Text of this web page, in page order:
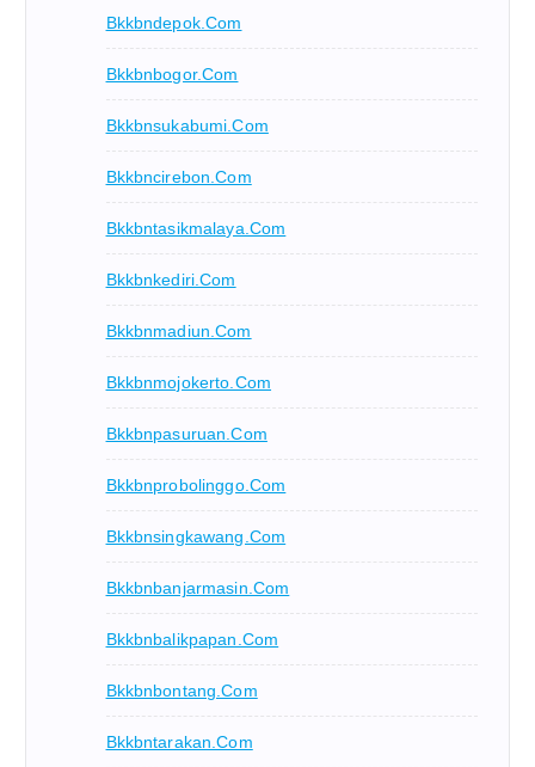
Bkkbndepok.com
Bkkbnbogor.com
Bkkbnsukabumi.com
Bkkbncirebon.com
Bkkbntasikmalaya.com
Bkkbnkediri.com
Bkkbnmadiun.com
Bkkbnmojokerto.com
Bkkbnpasuruan.com
Bkkbnprobolinggo.com
Bkkbnsingkawang.com
Bkkbnbanjarmasin.com
Bkkbnbalikpapan.com
Bkkbnbontang.com
Bkkbntarakan.com